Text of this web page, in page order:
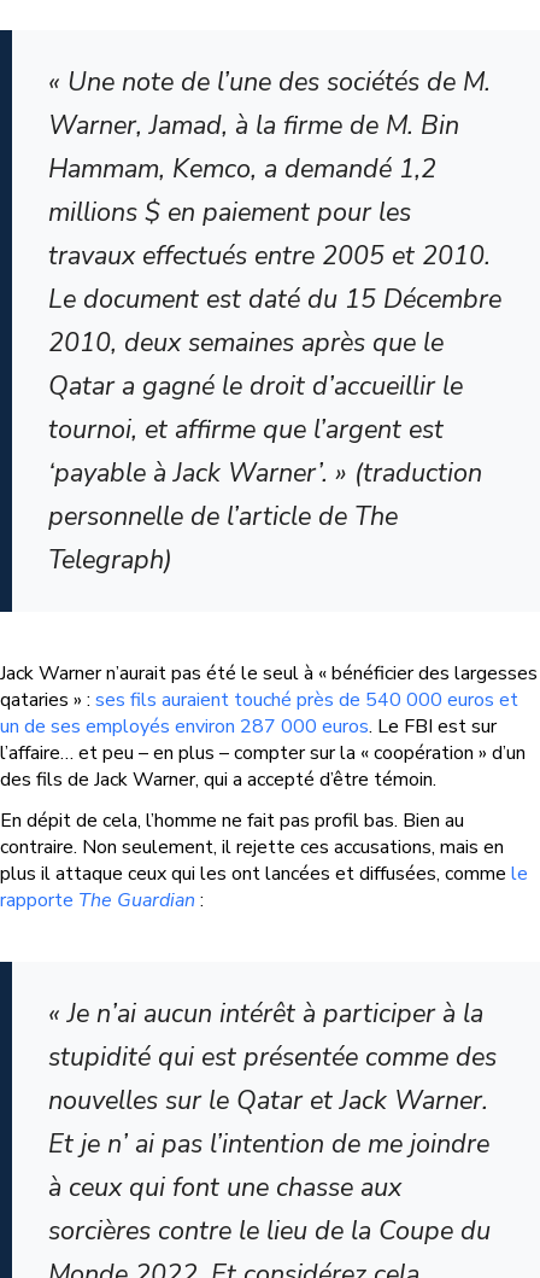
« Une note de l’une des sociétés de M.
Warner, Jamad, à la firme de M. Bin
Hammam, Kemco, a demandé 1,2
millions $ en paiement pour les
travaux effectués entre 2005 et 2010.
Le document est daté du 15 Décembre
2010, deux semaines après que le
Qatar a gagné le droit d’accueillir le
tournoi, et affirme que l’argent est
‘payable à Jack Warner’. » (traduction
personnelle de l’article de The
Telegraph)
Jack Warner n’aurait pas été le seul à « bénéficier des largesses
qataries » : ses fils auraient touché près de 540 000 euros et
un de ses employés environ 287 000 euros. Le FBI est sur
l’affaire… et peu – en plus – compter sur la « coopération » d’un
des fils de Jack Warner, qui a accepté d’être témoin.
En dépit de cela, l’homme ne fait pas profil bas. Bien au
contraire. Non seulement, il rejette ces accusations, mais en
plus il attaque ceux qui les ont lancées et diffusées, comme le
rapporte The Guardian :
« Je n’ai aucun intérêt à participer à la
stupidité qui est présentée comme des
nouvelles sur le Qatar et Jack Warner.
Et je n’ ai pas l’intention de me joindre
à ceux qui font une chasse aux
sorcières contre le lieu de la Coupe du